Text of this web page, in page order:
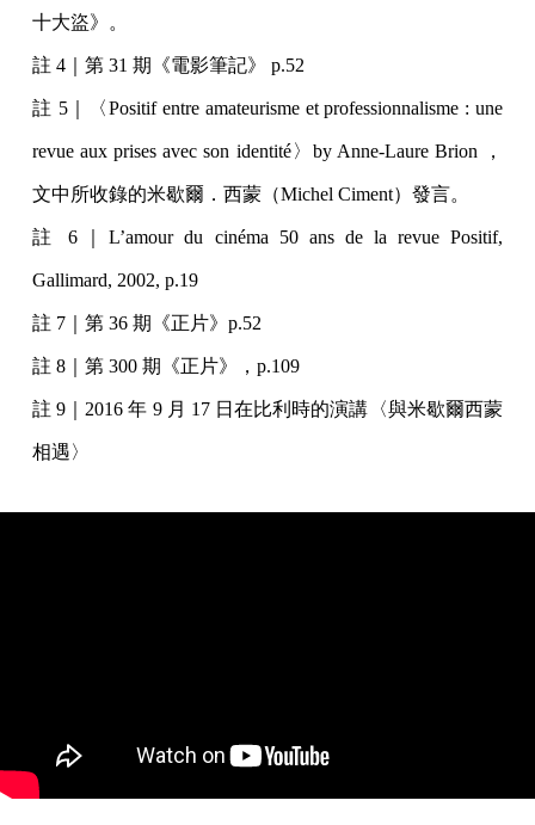
十大盜》。
註 4｜第 31 期《電影筆記》 p.52
註 5｜〈Positif entre amateurisme et professionnalisme : une
revue aux prises avec son identité〉by Anne-Laure Brion ，
文中所收錄的米歇爾．西蒙（Michel Ciment）發言。
註 6｜L’amour du cinéma 50 ans de la revue Positif,
Gallimard, 2002, p.19
註 7｜第 36 期《正片》p.52
註 8｜第 300 期《正片》，p.109
註 9｜2016 年 9 月 17 日在比利時的演講〈與米歇爾西蒙
相遇〉